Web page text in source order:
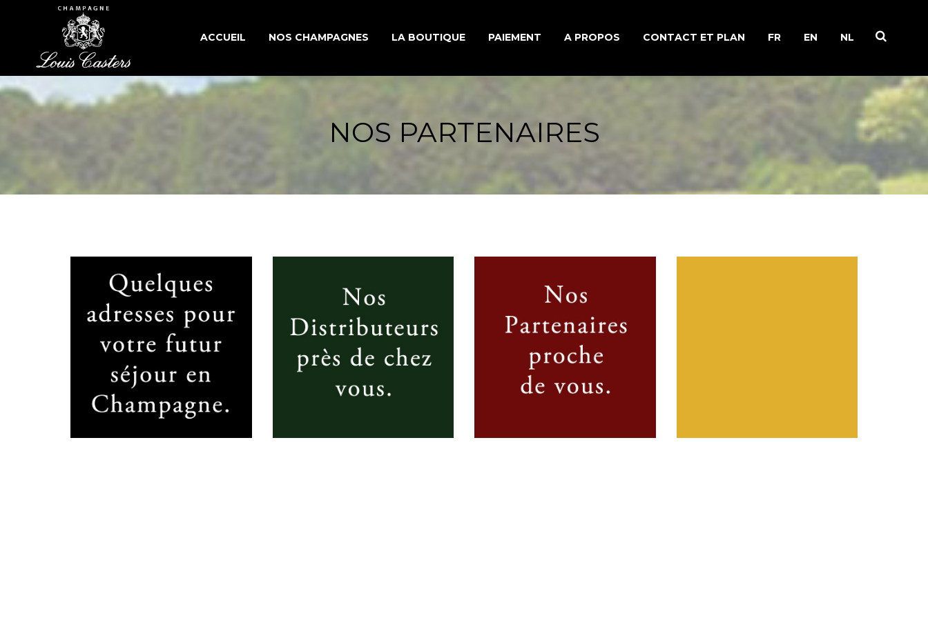
ACCUEIL NOS CHAMPAGNES
CUVÉES D’ASSEMBLAGES
LA BOUTIQUE PAIEMENT A PROPOS
LE TRAVAIL DE LA VIGNE
CHAMPAGNE
CONTACT ET PLAN FR EN NL
NOS PARTENAIRES